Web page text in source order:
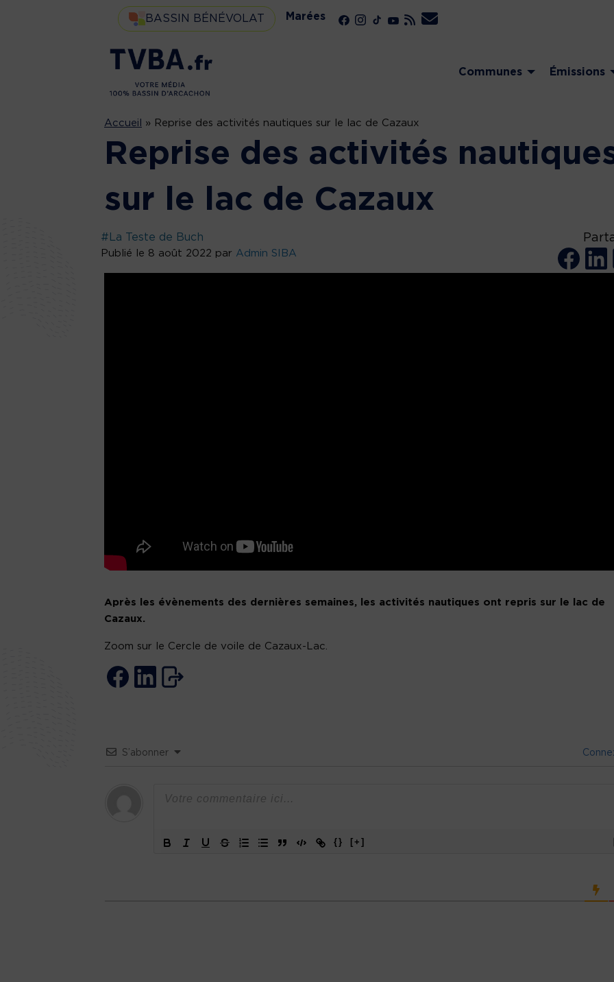
BASSIN BÉNÉVOLAT Marées
Communes Émissions
Accueil » Reprise des activités nautiques sur le lac de Cazaux
Reprise des activités
sur le lac de Cazaux
#La Teste de Buch
Publié le 8 août 2022 par Admin SIBA
Après les évènements des dernières semaines, les activités nautiques ont repris sur le lac de
Cazaux.
Zoom sur le Cercle de voile de Cazaux-Lac.
S’abonner
{} [+]